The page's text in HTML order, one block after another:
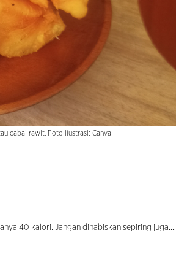
cabai rawit. Foto ilustrasi: Canva
40 kalori. Jangan dihabiskan sepiring juga....